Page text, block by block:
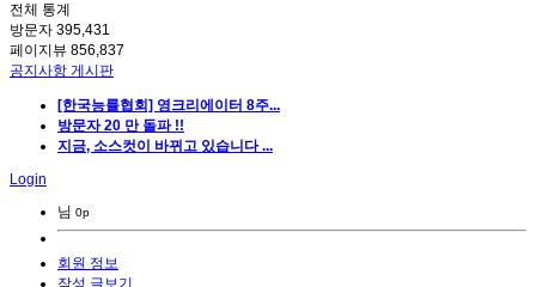
전체 통계
방문자 395,431
페이지뷰 856,837
공지사항 게시판
[한국능률협회] 영크리에이터 8주...
방문자 20 만 돌파 !!
지금, 소스컷이 바뀌고 있습니다 ...
Login
님 0p
회원 정보
작성 글보기